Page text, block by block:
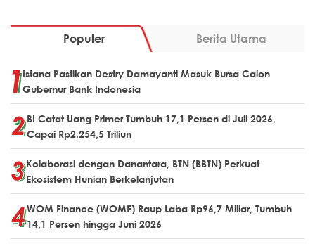
Populer Berita Utama
Istana Pastikan Destry Damayanti Masuk Bursa Calon
Gubernur Bank Indonesia
BI Catat Uang Primer Tumbuh 17,1 Persen di Juli 2026,
Capai Rp2.254,5 Triliun
Kolaborasi dengan Danantara, BTN (BBTN) Perkuat
Ekosistem Hunian Berkelanjutan
WOM Finance (WOMF) Raup Laba Rp96,7 Miliar, Tumbuh
14,1 Persen hingga Juni 2026